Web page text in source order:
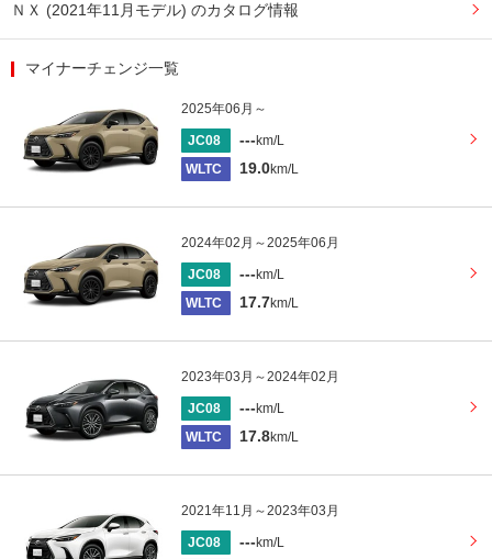
ＮＸ (2021年11月モデル) のカタログ情報
マイナーチェンジ一覧
2025年06月～
JC08 --- km/L
WLTC
19.0km/L
2024年02月～2025年06月
JC08 --- km/L
WLTC
17.7km/L
2023年03月～2024年02月
JC08 --- km/L
WLTC
17.8km/L
2021年11月～2023年03月
JC08 --- km/L